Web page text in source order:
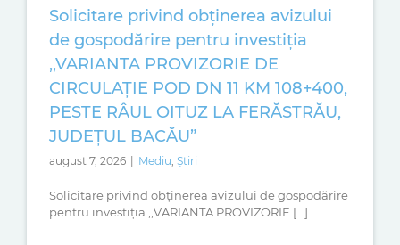
Solicitare privind obținerea avizului
de gospodărire pentru investiția
,,VARIANTA PROVIZORIE DE
CIRCULAȚIE POD DN 11 KM 108+400,
PESTE RÂUL OITUZ LA FERĂSTRĂU,
JUDEȚUL BACĂU”
august 7, 2026 | Mediu Știri
Solicitare privind obținerea avizului de gospodărire
pentru investiția ,,VARIANTA PROVIZORIE [...]